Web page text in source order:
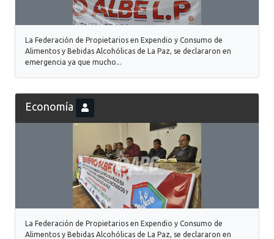
La Federación de Propietarios en Expendio y Consumo de
Alimentos y Bebidas Alcohólicas de La Paz, se declararon en
emergencia ya que mucho...
Economía
La Federación de Propietarios en Expendio y Consumo de
Alimentos y Bebidas Alcohólicas de La Paz, se declararon en